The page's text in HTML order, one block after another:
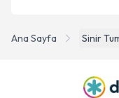
Ana Sayfa Sinir